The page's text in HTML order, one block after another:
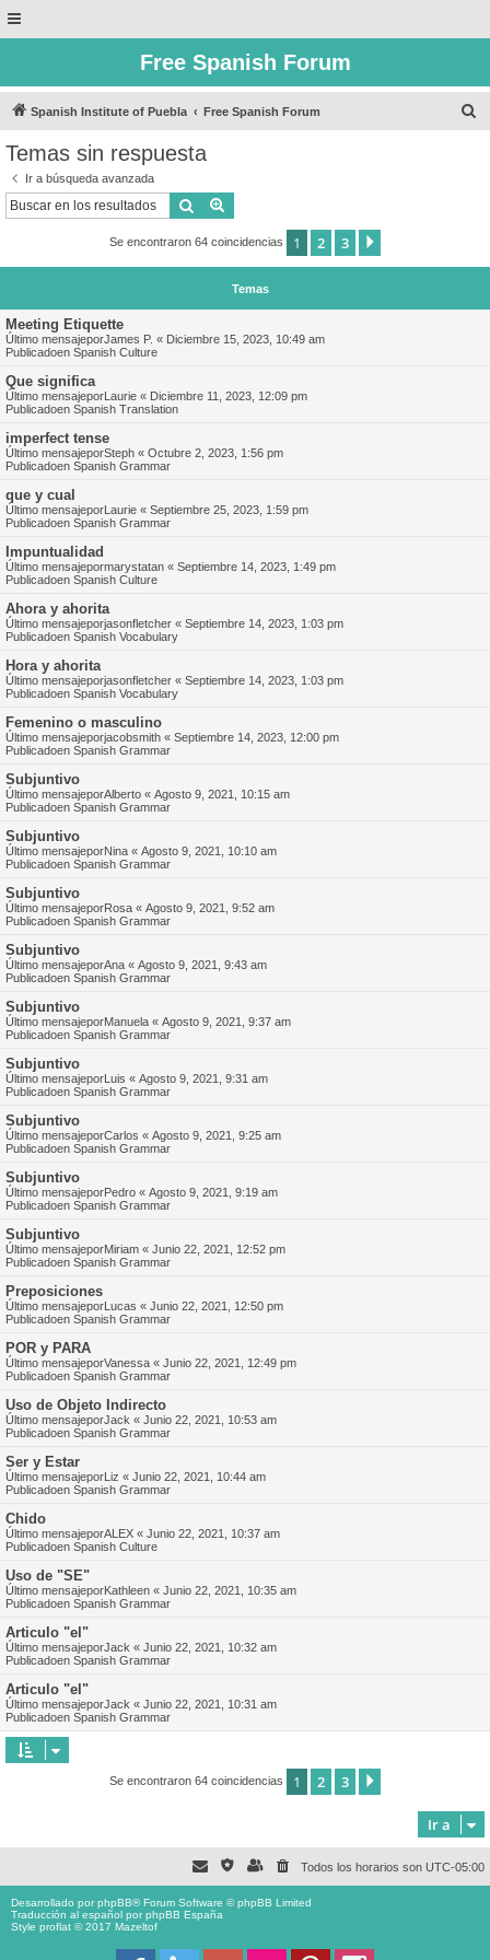
Free Spanish Forum
Spanish Institute of Puebla Free Spanish Forum
Temas sin respuesta
Ir a búsqueda avanzada
Buscar
Se encontraron 64 coincidencias 1 2 3
Temas
Meeting Etiquette
Último mensajeporJames P. « Diciembre 15, 2023, 10:49 am
Publicadoen Spanish Culture
Que significa
Último mensajeporLaurie « Diciembre 11, 2023, 12:09 pm
Publicadoen Spanish Translation
imperfect tense
Último mensajeporSteph « Octubre 2, 2023, 1:56 pm
Publicadoen Spanish Grammar
que y cual
Último mensajeporLaurie « Septiembre 25, 2023, 1:59 pm
Publicadoen Spanish Grammar
Impuntualidad
Último mensajepormarystatan « Septiembre 14, 2023, 1:49 pm
Publicadoen Spanish Culture
Ahora y ahorita
Último mensajeporjasonfletcher « Septiembre 14, 2023, 1:03 pm
Publicadoen Spanish Vocabulary
Hora y ahorita
Último mensajeporjasonfletcher « Septiembre 14, 2023, 1:03 pm
Publicadoen Spanish Vocabulary
Femenino o masculino
Último mensajeporjacobsmith « Septiembre 14, 2023, 12:00 pm
Publicadoen Spanish Grammar
Subjuntivo
Último mensajeporAlberto « Agosto 9, 2021, 10:15 am
Publicadoen Spanish Grammar
Subjuntivo
Último mensajeporNina « Agosto 9, 2021, 10:10 am
Publicadoen Spanish Grammar
Subjuntivo
Último mensajeporRosa « Agosto 9, 2021, 9:52 am
Publicadoen Spanish Grammar
Subjuntivo
Último mensajeporAna « Agosto 9, 2021, 9:43 am
Publicadoen Spanish Grammar
Subjuntivo
Último mensajeporManuela « Agosto 9, 2021, 9:37 am
Publicadoen Spanish Grammar
Subjuntivo
Último mensajeporLuis « Agosto 9, 2021, 9:31 am
Publicadoen Spanish Grammar
Subjuntivo
Último mensajeporCarlos « Agosto 9, 2021, 9:25 am
Publicadoen Spanish Grammar
Subjuntivo
Último mensajeporPedro « Agosto 9, 2021, 9:19 am
Publicadoen Spanish Grammar
Subjuntivo
Último mensajeporMiriam « Junio 22, 2021, 12:52 pm
Publicadoen Spanish Grammar
Preposiciones
Último mensajeporLucas « Junio 22, 2021, 12:50 pm
Publicadoen Spanish Grammar
POR y PARA
Último mensajeporVanessa « Junio 22, 2021, 12:49 pm
Publicadoen Spanish Grammar
Uso de Objeto Indirecto
Último mensajeporJack « Junio 22, 2021, 10:53 am
Publicadoen Spanish Grammar
Ser y Estar
Último mensajeporLiz « Junio 22, 2021, 10:44 am
Publicadoen Spanish Grammar
Chido
Último mensajeporALEX « Junio 22, 2021, 10:37 am
Publicadoen Spanish Culture
Uso de "SE"
Último mensajeporKathleen « Junio 22, 2021, 10:35 am
Publicadoen Spanish Grammar
Articulo "el"
Último mensajeporJack « Junio 22, 2021, 10:32 am
Publicadoen Spanish Grammar
Articulo "el"
Último mensajeporJack « Junio 22, 2021, 10:31 am
Publicadoen Spanish Grammar
Se encontraron 64 coincidencias 1 2 3
Ir a
Todos los horarios son UTC-05:00
Desarrollado porphpBB® Forum Software © phpBB Limited
Traducción al español porphpBB España
Style proflat © 2017 Mazeltof